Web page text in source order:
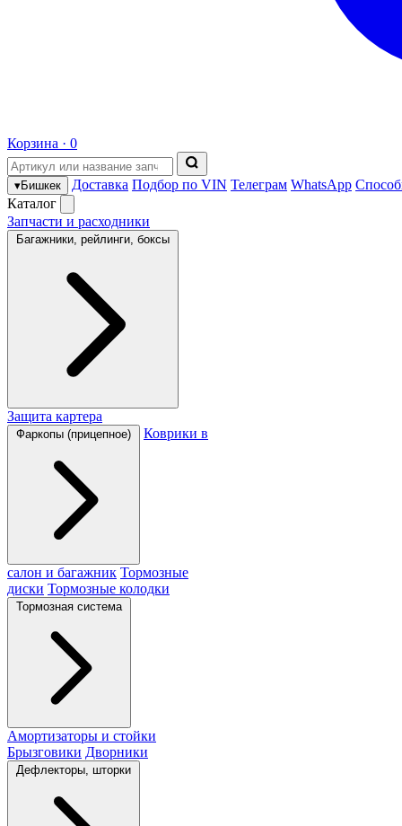
Корзина · 0
▾Бишкек Доставка Подбор по VIN Телеграм WhatsApp
Каталог
Запчасти и расходники
Багажники, рейлинги, боксы
Защита картера
Фаркопы (прицепное) Коврики в
салон и багажник Тормозные
диски Тормозные колодки
Тормозная система
Амортизаторы и стойки
Брызговики Дворники
Дефлекторы, шторки